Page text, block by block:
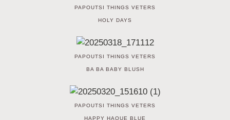
PAPOUTSI THINGS VETERS
HOLY DAYS
PAPOUTSI THINGS VETERS
BA BA BABY BLUSH
PAPOUTSI THINGS VETERS
HAPPY HAQUE BLUE